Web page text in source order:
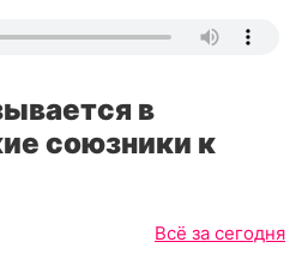
в
союзники к
Всё за сегодня